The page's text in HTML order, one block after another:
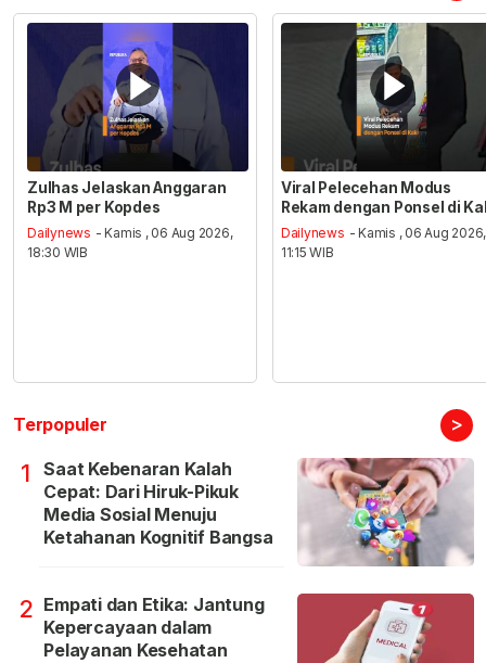
Zulhas Jelaskan Anggaran
Rp3 M per Kopdes
Dailynews - Kamis , 06 Aug 2026,
18:30 WIB
Viral Pelecehan Modus
Rekam dengan Ponsel di
Dailynews - Kamis , 06 Aug 2026,
11:15 WIB
Terpopuler >
1
Saat Kebenaran Kalah
Cepat: Dari Hiruk-Pikuk
Media Sosial Menuju
Ketahanan Kognitif Bangsa
2 Empati dan Etika: Jantung
Kepercayaan dalam
Pelayanan Kesehatan